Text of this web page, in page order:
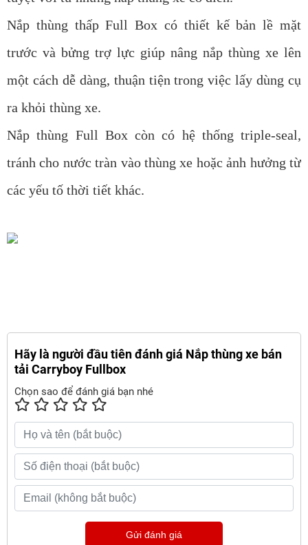
Nắp thùng thấp Full Box có thiết kế bản lề mặt
trước và bửng trợ lực giúp nâng nắp thùng xe lên
một cách dễ dàng, thuận tiện trong việc lấy dùng cụ
ra khỏi thùng xe.
Nắp thùng Full Box còn có hệ thống triple-seal,
tránh cho nước tràn vào thùng xe hoặc ảnh hưởng từ
các yếu tố thời tiết khác.
Hãy là người đầu tiên đánh giá Nắp thùng xe bán
tải Carryboy Fullbox
Chọn sao để đánh giá bạn nhé
Gửi đánh giá